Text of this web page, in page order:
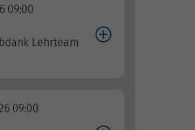
09:00
Lehrteam
09:00